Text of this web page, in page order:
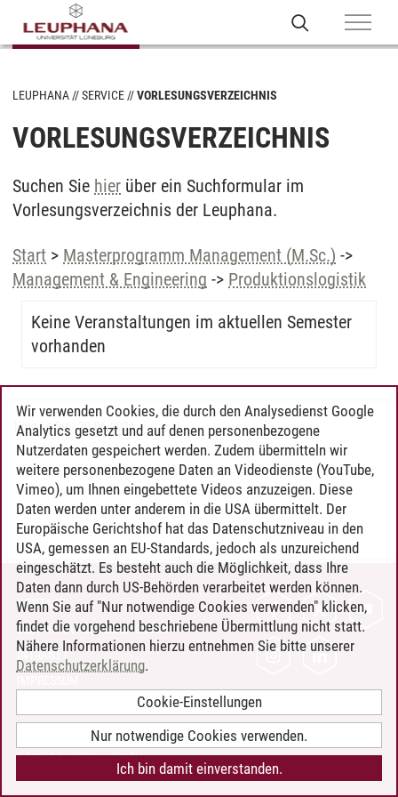
LEUPHANA SERVICE VORLESUNGSVERZEICHNIS
VORLESUNGSVERZEICHNIS
Suchen Sie hier über ein Suchformular im
Vorlesungsverzeichnis der Leuphana.
Start > Masterprogramm Management (M.Sc.) ->
Management & Engineering -> Produktionslogistik
Keine Veranstaltungen im aktuellen Semester
vorhanden
Timo Leder/30.06.2024
KONTAKT
LEUPHANA ALS ARBEITGEBER
INTRANET
BARRIEREFREIHEIT
COOKIE-EINSTELLUNGEN
Wir verwenden Cookies, die durch den Analysedienst Google
Analytics gesetzt und auf denen personenbezogene
Nutzerdaten gespeichert werden. Zudem übermitteln wir
weitere personenbezogene Daten an Videodienste (YouTube,
Vimeo), um Ihnen eingebettete Videos anzuzeigen. Diese
Daten werden unter anderem in die USA übermittelt. Der
Europäische Gerichtshof hat das Datenschutzniveau in den
USA, gemessen an EU-Standards, jedoch als unzureichend
eingeschätzt. Es besteht auch die Möglichkeit, dass Ihre
Daten dann durch US-Behörden verarbeitet werden können.
Wenn Sie auf "Nur notwendige Cookies verwenden" klicken,
findet die vorgehend beschriebene Übermittlung nicht statt.
Nähere Informationen hierzu entnehmen Sie bitte unserer
Datenschutzerklärung.
Cookie-Einstellungen
Nur notwendige Cookies verwenden.
Ich bin damit einverstanden.